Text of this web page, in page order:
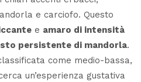
e carciofo. Questo
e amaro di intensità
persistente di mandorla.
come medio-bassa,
un’esperienza gustativa